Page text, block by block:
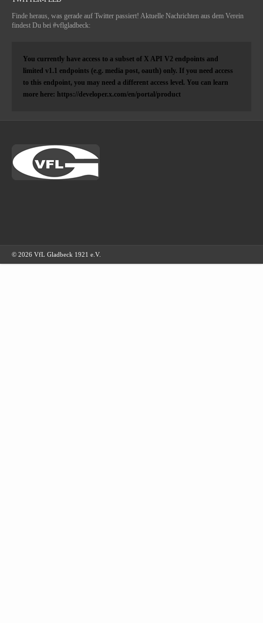
Finde heraus, was gerade auf Twitter passiert! Aktuelle Nachrichten aus dem Verein
findest Du bei #vflgladbeck:
You currently have access to a subset of X API V2 endpoints and
limited v1.1 endpoints (e.g. media post, oauth) only. If you need access
to this endpoint, you may need a different access level. You can learn
more here: https://developer.x.com/en/portal/product
© 2026 VfL Gladbeck 1921 e.V.